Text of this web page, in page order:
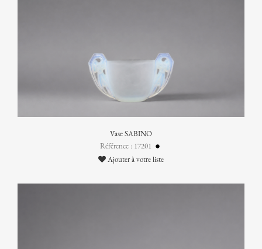
Vase SABINO
Référence : 17201
Ajouter à votre liste